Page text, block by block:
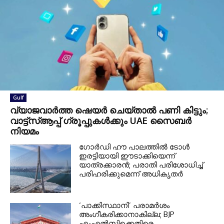
Gulf
വ്യാജവാർത്ത ഷെയർ ചെയ്താൽ പണി കിട്ടും;
വാട്ട്‌സ്ആപ്പ് ഗ്രൂപ്പുകൾക്കും UAE സൈബർ
നിയമം
ഗോർഡി ഹൗ പാലത്തിൽ ടോൾ
ഇരട്ടിയായി ഈടാക്കിയെന്ന്
യാത്രക്കാരൻ; പരാതി പരിശോധിച്ച്
പരിഹരിക്കുമെന്ന് അധികൃതർ
‘പാക്കിസ്ഥാനി’ പരാമർശം
അംഗീകരിക്കാനാകില്ല; BJP